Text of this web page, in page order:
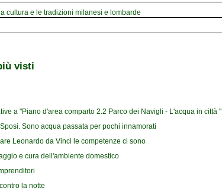
cultura e le tradizioni milanesi e lombarde
visti
a "Piano d'area comparto 2.2 Parco dei Navigli - L'acqua in città "
Sono acqua passata per pochi innamorati
Leonardo da Vinci le competenze ci sono
e cura dell'ambiente domestico
la notte